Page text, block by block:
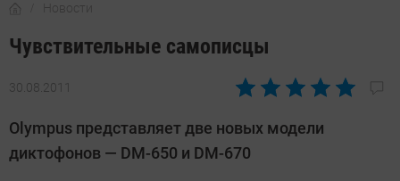
Новости
Чувствительные самописцы
30.08.2011
Автор:
Olympus представляет две новых модели
диктофонов — DM-650 и DM-670